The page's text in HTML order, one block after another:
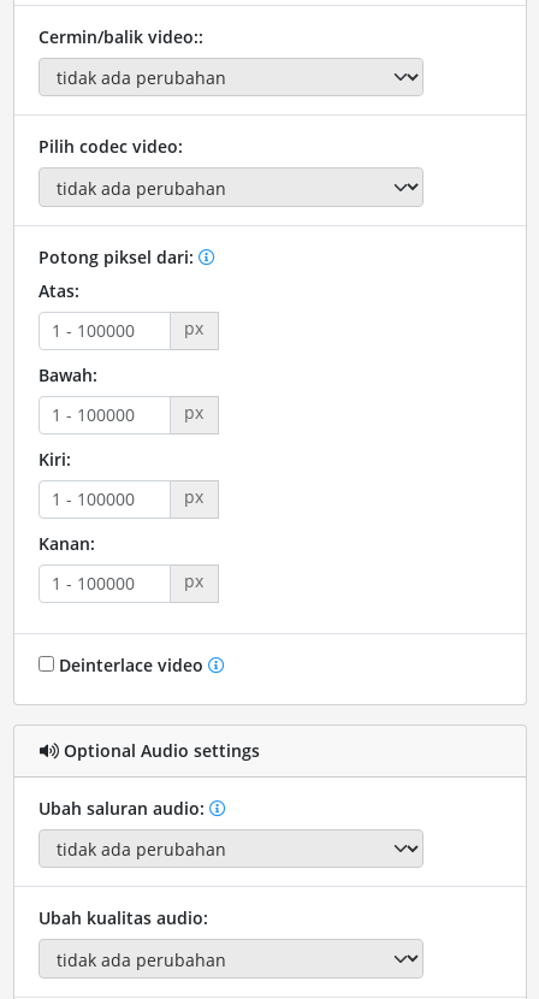
Cermin/balik video::
Pilih codec video:
Potong piksel dari:
Atas:
px
Bawah:
px
Kiri:
px
Kanan:
px
Deinterlace video
Optional Audio settings
Ubah saluran audio:
Ubah kualitas audio: